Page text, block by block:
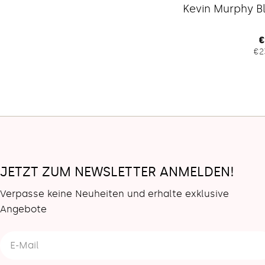
Kevin Murphy
JETZT ZUM NEWSLETTER ANMELDEN!
Verpasse keine Neuheiten und erhalte exklusive
Angebote